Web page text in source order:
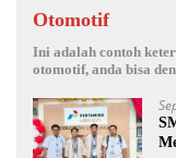
Otomotif
Ini adalah contoh
otomotif, anda bisa